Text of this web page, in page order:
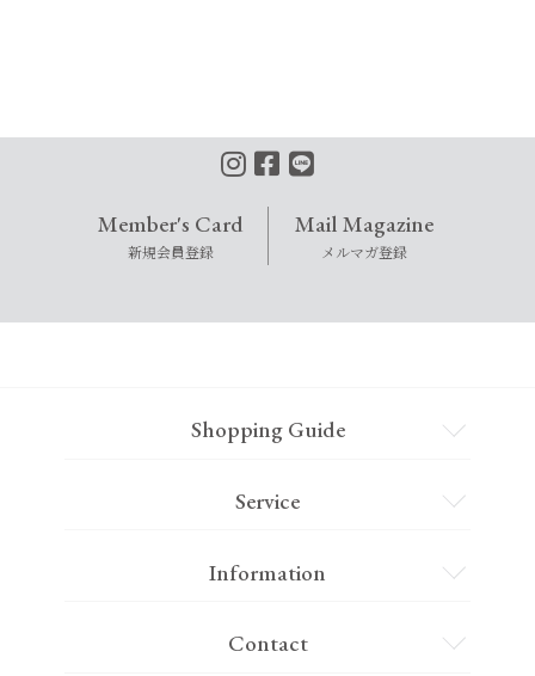
Member's Card
新規会員登録
Mail Magazine
メルマガ登録
Shopping Guide
Service
Information
Contact